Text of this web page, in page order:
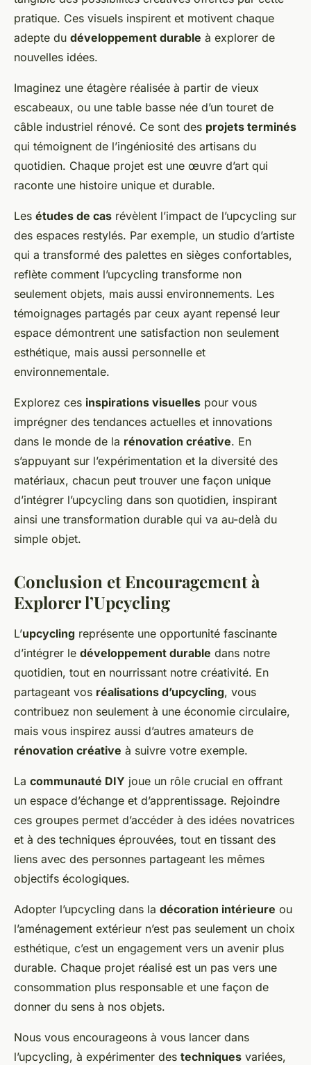
pratique. Ces visuels inspirent et motivent chaque
adepte du développement durable à explorer de
nouvelles idées.
Imaginez une étagère réalisée à partir de vieux
escabeaux, ou une table basse née d’un touret de
câble industriel rénové. Ce sont des projets terminés
qui témoignent de l’ingéniosité des artisans du
quotidien. Chaque projet est une œuvre d’art qui
raconte une histoire unique et durable.
Les études de cas révèlent l’impact de l’upcycling sur
des espaces restylés. Par exemple, un studio d’artiste
qui a transformé des palettes en sièges confortables,
reflète comment l’upcycling transforme non
seulement objets, mais aussi environnements. Les
témoignages partagés par ceux ayant repensé leur
espace démontrent une satisfaction non seulement
esthétique, mais aussi personnelle et
environnementale.
Explorez ces inspirations visuelles pour vous
imprégner des tendances actuelles et innovations
dans le monde de la rénovation créative. En
s’appuyant sur l’expérimentation et la diversité des
matériaux, chacun peut trouver une façon unique
d’intégrer l’upcycling dans son quotidien, inspirant
ainsi une transformation durable qui va au-delà du
simple objet.
Conclusion et Encouragement à
Explorer l’Upcycling
L’upcycling représente une opportunité fascinante
d’intégrer le développement durable dans notre
quotidien, tout en nourrissant notre créativité. En
partageant vos réalisations d’upcycling, vous
contribuez non seulement à une économie circulaire,
mais vous inspirez aussi d’autres amateurs de
rénovation créative à suivre votre exemple.
La communauté DIY joue un rôle crucial en offrant
un espace d’échange et d’apprentissage. Rejoindre
ces groupes permet d’accéder à des idées novatrices
et à des techniques éprouvées, tout en tissant des
liens avec des personnes partageant les mêmes
objectifs écologiques.
Adopter l’upcycling dans la décoration intérieure ou
l’aménagement extérieur n’est pas seulement un choix
esthétique, c’est un engagement vers un avenir plus
durable. Chaque projet réalisé est un pas vers une
consommation plus responsable et une façon de
donner du sens à nos objets.
Nous vous encourageons à vous lancer dans
l’upcycling, à expérimenter des techniques variées,